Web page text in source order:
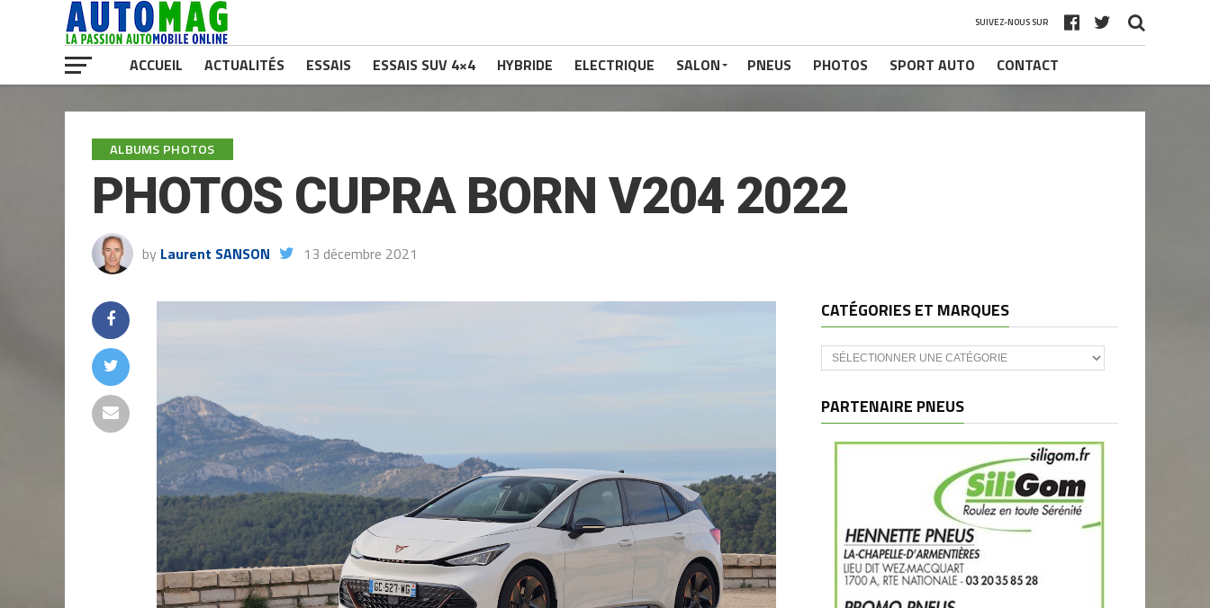
SUIVEZ-NOUS SUR
ACCUEIL ACTUALITÉS ESSAIS ESSAIS SUV 4×4 HYBRIDE ELECTRIQUE SALON PNEUS PHOTOS SPORT AUTO CONTACT
ALBUMS PHOTOS
PHOTOS CUPRA BORN V204 2022
by Laurent SANSON 13 décembre 2021
CATÉGORIES ET MARQUES
Catégories
et
PARTENAIRE PNEUS